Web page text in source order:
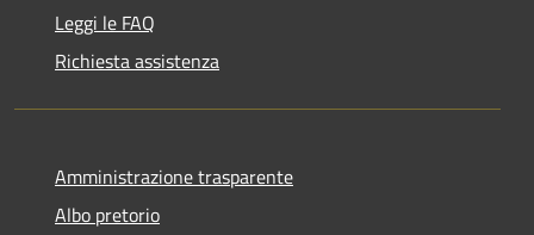
Leggi le FAQ
Richiesta assistenza
Amministrazione trasparente
Albo pretorio